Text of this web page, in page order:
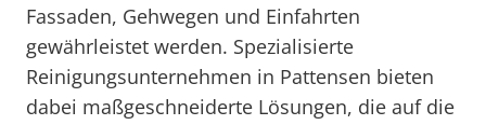
Fassaden, Gehwegen und Einfahrten
gewährleistet werden. Spezialisierte
Reinigungsunternehmen in Pattensen bieten
dabei maßgeschneiderte Lösungen, die auf die